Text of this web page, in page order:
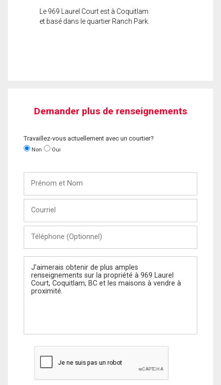
Le 969 Laurel Court est à Coquitlam
et basé dans le quartier Ranch Park.
Demander plus de renseignements
Travaillez-vous actuellement avec un courtier?
Non Oui
Nom
(Optionnel)
Message